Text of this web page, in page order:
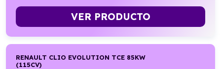
VER PRODUCTO
RENAULT CLIO EVOLUTION TCE 85KW
(115CV)